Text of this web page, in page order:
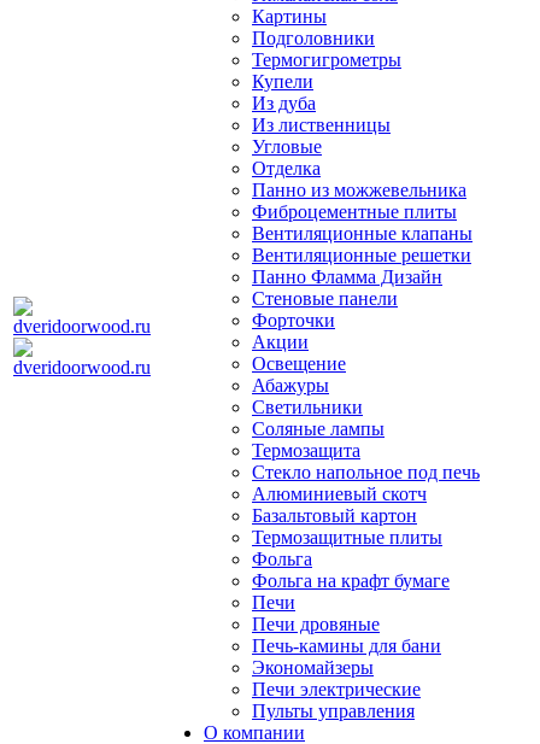
Картины
Подголовники
Термогигрометры
Купели
Из дуба
Из лиственницы
Угловые
Отделка
Панно из можжевельника
Фиброцементные плиты
Вентиляционные клапаны
Вентиляционные решетки
Панно Фламма Дизайн
Стеновые панели
Форточки
Акции
Освещение
Абажуры
Светильники
Соляные лампы
Термозащита
Стекло напольное под печь
Алюминиевый скотч
Базальтовый картон
Термозащитные плиты
Фольга
Фольга на крафт бумаге
Печи
Печи дровяные
Печь-камины для бани
Экономайзеры
Печи электрические
Пульты управления
О компании